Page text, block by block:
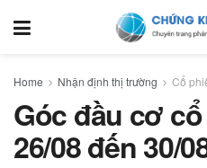
Home Nhận định thị trường Cổ
Góc đầu cơ
26/08 đến 30/